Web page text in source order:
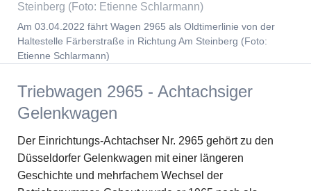
Am 03.04.2022 fährt Wagen 2965 als Oldtimerlinie von der
Haltestelle Färberstraße in Richtung Am Steinberg (Foto:
Etienne Schlarmann)
Triebwagen 2965 - Achtachsiger
Gelenkwagen
Der Einrichtungs-Achtachser Nr. 2965 gehört zu den
Düsseldorfer Gelenkwagen mit einer längeren
Geschichte und mehrfachem Wechsel der